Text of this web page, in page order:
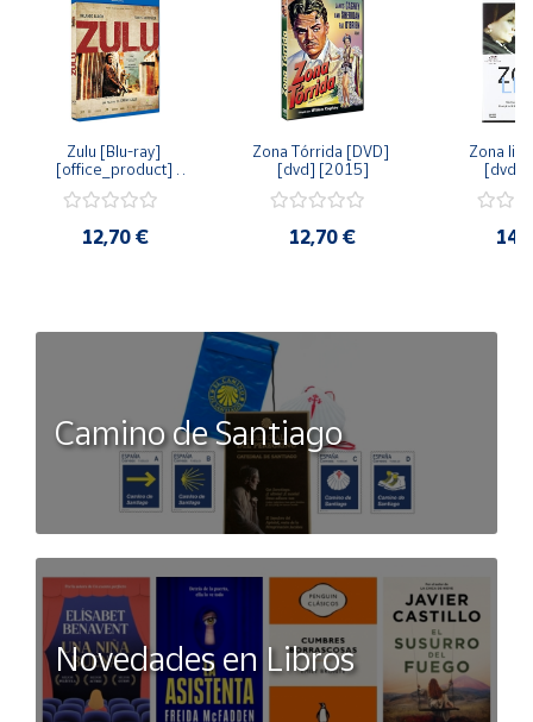
Zulu [Blu-ray]
[office_product]
12,70 €
Zona Tórrida [DVD]
[dvd] [2015]
12,70 €
Zona
[dvd]
Camino de Santiago
Novedades en Libros